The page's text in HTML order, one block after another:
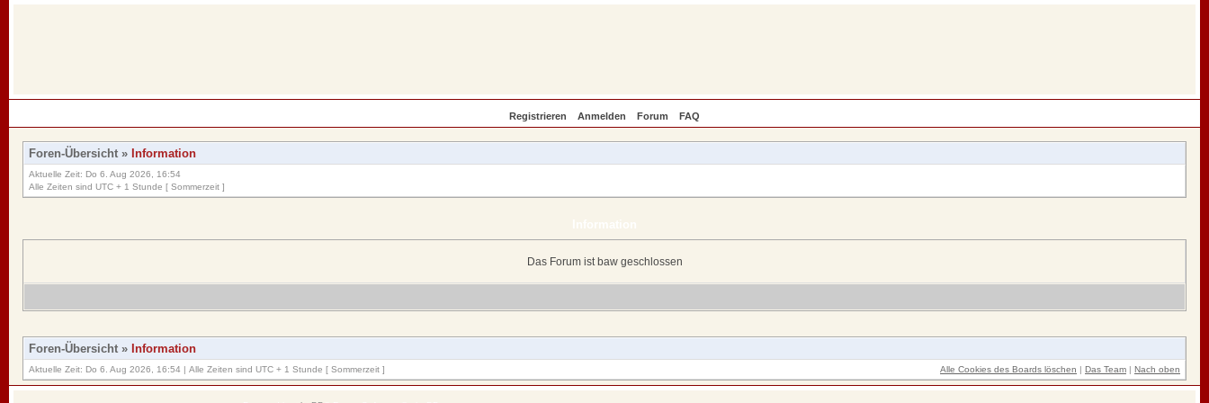
Registrieren Anmelden Forum FAQ
Foren-Übersicht » Information
Aktuelle Zeit: Do 6. Aug 2026, 16:54
Alle Zeiten sind UTC + 1 Stunde [ Sommerzeit ]
Das Forum ist baw geschlossen
Foren-Übersicht » Information
Aktuelle Zeit: Do 6. Aug 2026, 16:54 | Alle Zeiten sind UTC + 1 Stunde [ Sommerzeit ] Alle Cookies des Boards löschen | Das Team | Nach oben